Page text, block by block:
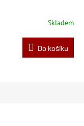
Skladem
Do košíku